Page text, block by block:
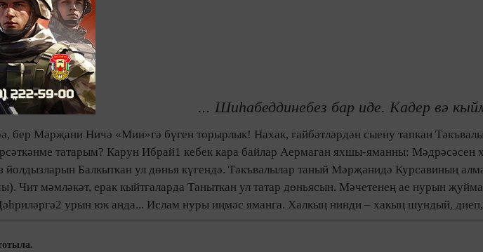
... Шиһабеддинебез бар иде. Кадер вә
бер Мәрҗани Ничә «Мин»гә бүген торырлык! Нахак, гайбәтләрдән сыену тапкан
татарым? Карун Ибрай1 кебек кара байлар Аермаган яхшы-яманны:
Балкыткан ул дөнья күгендә. Тәкъвалылар таный Мәрҗанидә Курсавиның
Чит мәмләкәт, ерак кыйтгаларда Таныткан ул татар дөньясын. Мәчетенең ае нурын
урын юк анда... Ислам нуры иңмәс яманга. Халкың нинди – хакың шундый,